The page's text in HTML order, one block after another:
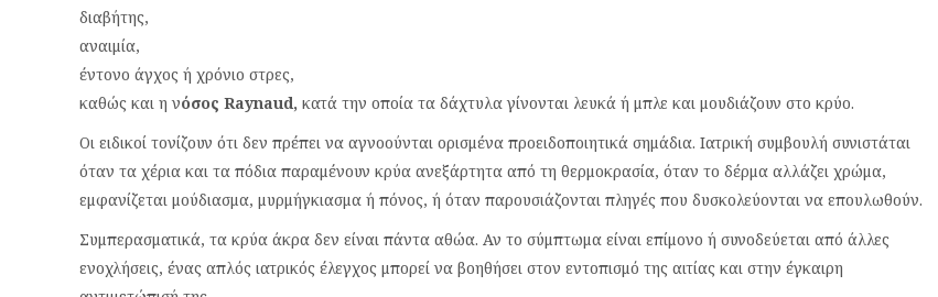
διαβήτης,
αναιμία,
έντονο άγχος ή χρόνιο στρες,
καθώς και η νόσος Raynaud, κατά την οποία τα δάχτυλα γίνονται λευκά ή μπλε και μουδιάζουν στο κρύο.
Οι ειδικοί τονίζουν ότι δεν πρέπει να αγνοούνται ορισμένα προειδοποιητικά σημάδια. Ιατρική συμβουλή συνιστάται
όταν τα χέρια και τα πόδια παραμένουν κρύα ανεξάρτητα από τη θερμοκρασία, όταν το δέρμα αλλάζει χρώμα,
εμφανίζεται μούδιασμα, μυρμήγκιασμα ή πόνος, ή όταν παρουσιάζονται πληγές που δυσκολεύονται να επουλωθούν.
Συμπερασματικά, τα κρύα άκρα δεν είναι πάντα αθώα. Αν το σύμπτωμα είναι επίμονο ή συνοδεύεται από άλλες
ενοχλήσεις, ένας απλός ιατρικός έλεγχος μπορεί να βοηθήσει στον εντοπισμό της αιτίας και στην έγκαιρη